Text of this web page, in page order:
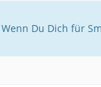
Du Dich für